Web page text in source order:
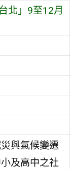
北」9至12月
與氣候變遷
及高中之社